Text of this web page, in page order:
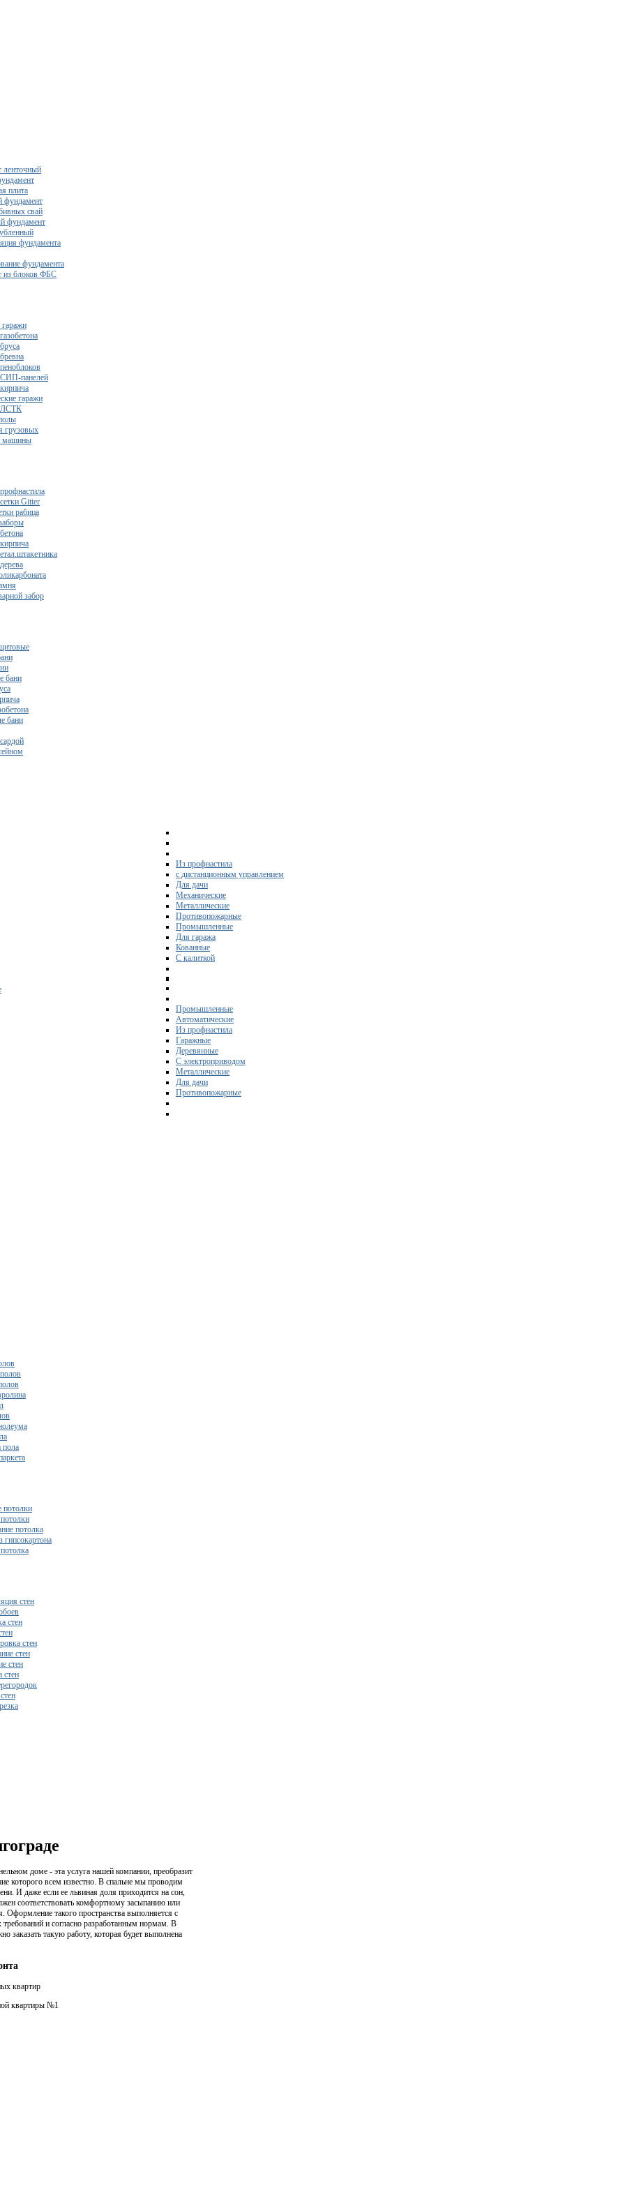
ленточный
плита
фундамент
свай
фундамент
фундамента
фундамента
из блоков ФБС
панелей
гаражи
ЛСТК
грузовых
машины
Gitter
рабица
забор
бани
бани
Из профнастила
с дистанционным управлением
Для дачи
Механические
Металлические
Противопожарные
Промышленные
Для гаража
Кованные
С калиткой
Промышленные
Автоматические
Из профнастила
Гаражные
Деревянные
С электроприводом
Металлические
Для дачи
Противопожарные
потолки
потолка
гипсокартона
стен
стен
стен
стен
стен
стен
расчет сметы исходя из вашего бюджета!
доме - эта услуга нашей компании, преобразит
которого всем известно. В спальне мы проводим
И даже если ее львиная доля приходится на сон,
соответствовать комфортному засыпанию или
Оформление такого пространства выполняется с
и согласно разработанным нормам. В
заказать такую работу, которая будет выполнена
квартир
квартиры №1